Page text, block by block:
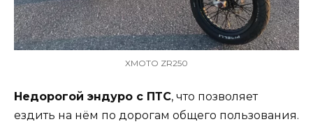
XMOTO ZR250
Недорогой эндуро с ПТС, что позволяет
ездить на нём по дорогам общего пользования.